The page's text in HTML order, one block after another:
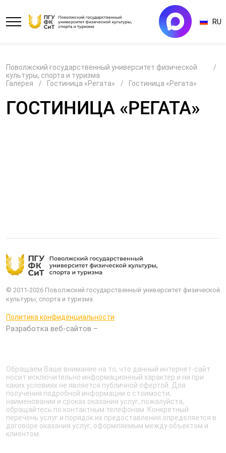
RU
Поволжский государственный университет физической
культуры, спорта и туризма
Галерея
Гостиница «Регата» Гостиница «Регата»
ГОСТИНИЦА «РЕГАТА»
© 2011-2026 Поволжский государственный университет физической
культуры, спорта и туризма
Политика конфиденциальности
Разработка веб-сайтов –
Обращаем Ваше внимание на то, что данный интернет-сайт
носит исключительно информационный характер и ни при
каких условиях не является публичной офертой. Для
получения подробной информации о стоимости,
наименовании и сроках оказания услуг, пожалуйста,
обращайтесь по контактным телефонам. Конкретный
перечень услуг и порядок их предоставления определяется в
договоре оказания услуг, оформляемым между объектом и
клиентом.